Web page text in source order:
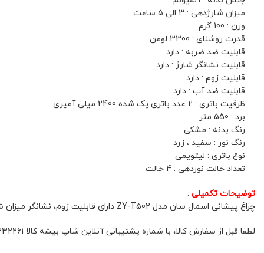
میزان شارژدهی : 3 الی 5 ساعت
وزن : 100 گرم
قدرت روشنای : 3300 لومن
قابلیت ضد ضربه : دارد
قابلیت نشانگر شارژ : دارد
قابلیت زوم : دارد
قابلیت ضد آب : دارد
ظرفیت باتری : 2 عدد باتری پک شده 2400 میلی آمپری
برد : 550 متر
رنگ بدنه : مشکی
رنگ نور : سفید ، زرد
نوع باتری : لیتویمی
تعداد حالت نوردهی : 4 حالت
توضیحات تکمیلی :
چراغ پیشانی اسمال سان مدل ZY-T502 دارای قابلیت زوم، نشانگر میزان شارژ و 4 حالت نوردهی قابل تنظیم است. با وزن 100 گرم ، گزینه‌ای ایده‌آل برای استفاده در محیط‌های مختلف محسوب می‌شود
لطفا قبل از سفارش کالا، با شماره پشتیبانی آنلاین شاپ بیشه کالا 01132332261 و یا 09392337177 هماهنگ فرمائید